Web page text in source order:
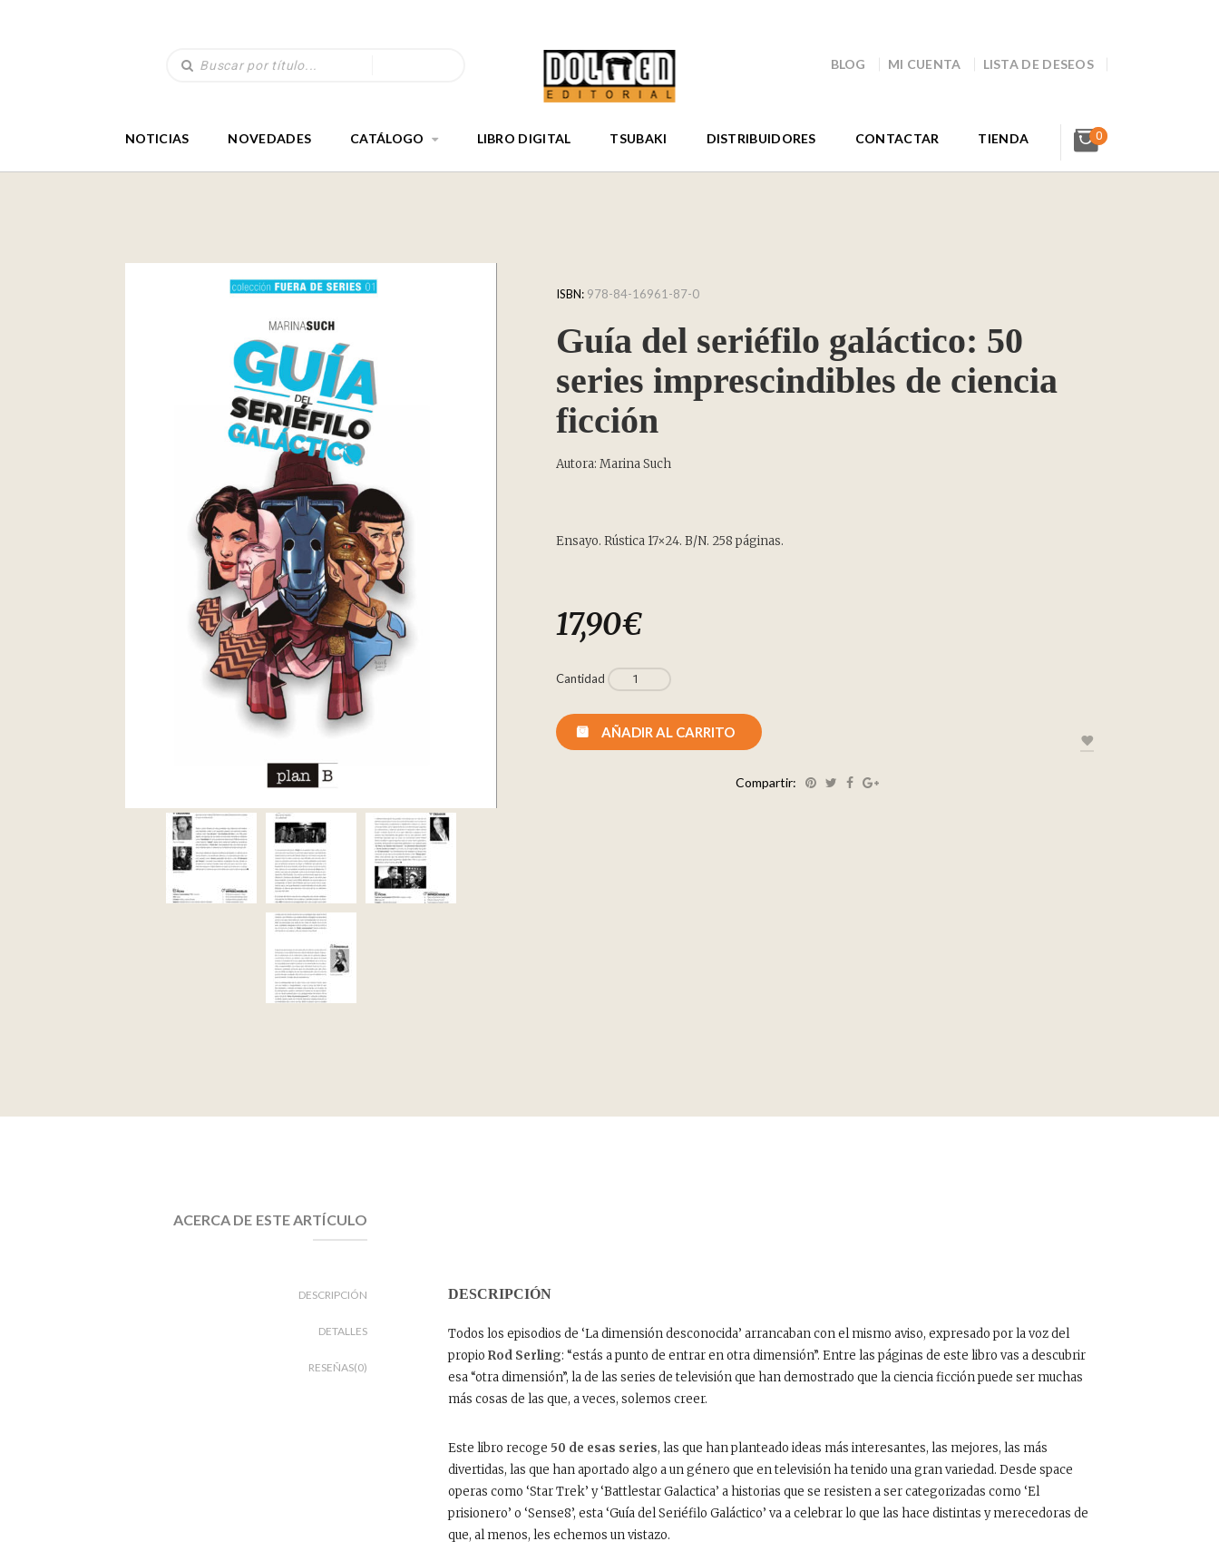
BLOG MI CUENTA LISTA DE DESEOS
NOTICIAS NOVEDADES CATÁLOGO LIBRO DIGITAL TSUBAKI DISTRIBUIDORES CONTACTAR TIENDA 0
ISBN: 978-84-16961-87-0
Guía del seriéfilo galáctico: 50
series imprescindibles de ciencia
ficción
Autora: Marina Such
Ensayo. Rústica 17×24. B/N. 258 páginas.
17,90€
Cantidad
AÑADIR AL CARRITO
Compartir:
ACERCA DE ESTE ARTÍCULO
DESCRIPCIÓN
DETALLES
RESEÑAS(0)
DESCRIPCIÓN
Todos los episodios de ‘La dimensión desconocida’ arrancaban con el mismo aviso, expresado por la voz del
propio Rod Serling: “estás a punto de entrar en otra dimensión”. Entre las páginas de este libro vas a descubrir
esa “otra dimensión”, la de las series de televisión que han demostrado que la ciencia ficción puede ser muchas
más cosas de las que, a veces, solemos creer.
Este libro recoge 50 de esas series, las que han planteado ideas más interesantes, las mejores, las más
divertidas, las que han aportado algo a un género que en televisión ha tenido una gran variedad. Desde space
operas como ‘Star Trek’ y ‘Battlestar Galactica’ a historias que se resisten a ser categorizadas como ‘El
prisionero’ o ‘Sense8’, esta ‘Guía del Seriéfilo Galáctico’ va a celebrar lo que las hace distintas y merecedoras de
que, al menos, les echemos un vistazo.